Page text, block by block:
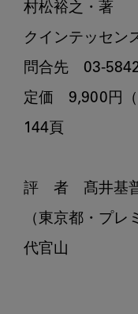
村松裕之・著
クインテッセン
問合先　03-
定価　9,900円
144頁
評　者　髙井基
（東京都・プレ
代官山